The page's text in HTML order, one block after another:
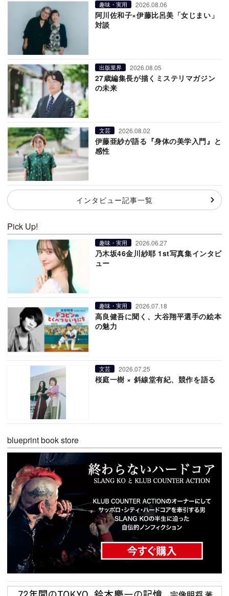
趣味・実用 2026.08.06
阿川佐和子×伊藤比呂美「女じまい」
対談
出版業界 2026.08.05
27歳編集長が描くミステリマガジン
の未来
文芸 2026.08.02
伊藤亜紗が語る『身体の美学入門』と
感性
インタビュー記事一覧
Pick Up!
趣味・実用 2026.06.27
乃木坂46金川紗耶 1st写真集インタビ
ュー
趣味・実用 2026.07.18
高良健吾に聞く、大谷翔平選手の絵本
の魅力
文芸 2026.07.25
桜庭一樹 × 斜線堂有紀、競作を語る
blueprint book store